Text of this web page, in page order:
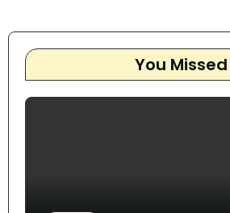
You Missed